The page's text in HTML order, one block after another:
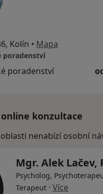
Kolín • Mapa
poradenství
poradenství
konzultace
oblasti nenabízí osobní
Mgr. Alek Lačev,
Psycholog,
Terapeut · Více